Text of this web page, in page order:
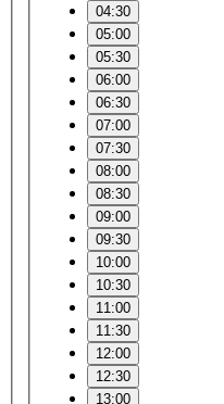
04:30
05:00
05:30
06:00
06:30
07:00
07:30
08:00
08:30
09:00
09:30
10:00
10:30
11:00
11:30
12:00
12:30
13:00